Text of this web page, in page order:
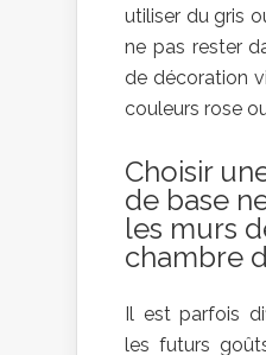
utiliser du gris
ne pas rester
de décoration
couleurs rose
Choisir
de base
les murs
chambre
Il est parfois
les futurs